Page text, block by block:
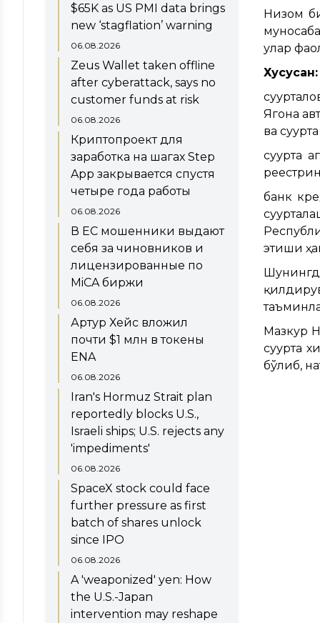
$65K as US PMI data brings
new ‘stagflation’ warning
06.08.2026
Zeus Wallet taken offline
after cyberattack, says no
customer funds at risk
06.08.2026
Криптопроект для
заработка на шагах Step
App закрывается спустя
четыре года работы
06.08.2026
В ЕС мошенники выдают
себя за чиновников и
лицензированные по
MiCA биржи
06.08.2026
Артур Хейс вложил
почти $1 млн в токены
ENA
06.08.2026
Iran's Hormuz Strait plan
reportedly blocks U.S.,
Israeli ships; U.S. rejects any
'impediments'
06.08.2026
SpaceX stock could face
further pressure as first
batch of shares unlock
since IPO
06.08.2026
A 'weaponized' yen: How
the U.S.-Japan
intervention may reshape
Низом
улар
Хусусан:
Ягона
ва
суғурта
банк
этиши
Мазкур
суғурта
бўлиб,